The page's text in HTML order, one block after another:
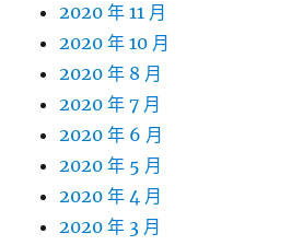
2020 年 11 月
2020 年 10 月
2020 年 8 月
2020 年 7 月
2020 年 6 月
2020 年 5 月
2020 年 4 月
2020 年 3 月